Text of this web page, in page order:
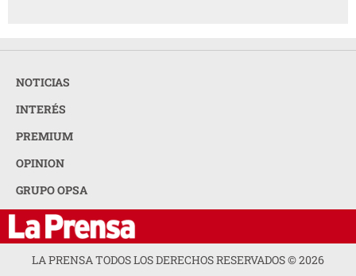
NOTICIAS
INTERÉS
PREMIUM
OPINION
GRUPO OPSA
LA PRENSA TODOS LOS DERECHOS RESERVADOS ©2026